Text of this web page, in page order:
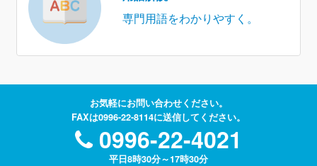
専門用語をわかりやすく。
お気軽にお問い合わせください。
FAXは0996-22-8114に送信してください。
0996-22-4021
平日8時30分～17時30分